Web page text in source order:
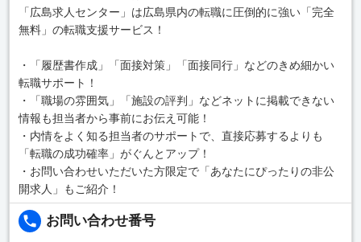
「広島求人センター」は広島県内の転職に圧倒的に強い「完全
無料」の転職支援サービス！
・「履歴書作成」「面接対策」「面接同行」などのきめ細かい
転職サポート！
・「職場の雰囲気」「施設の評判」などネットに掲載できない
情報も担当者から事前にお伝え可能！
・内情をよく知る担当者のサポートで、直接応募するよりも
「転職の成功確率」がぐんとアップ！
・お問い合わせいただいた方限定で「あなたにぴったりの非公
開求人」もご紹介！
お問い合わせ番号